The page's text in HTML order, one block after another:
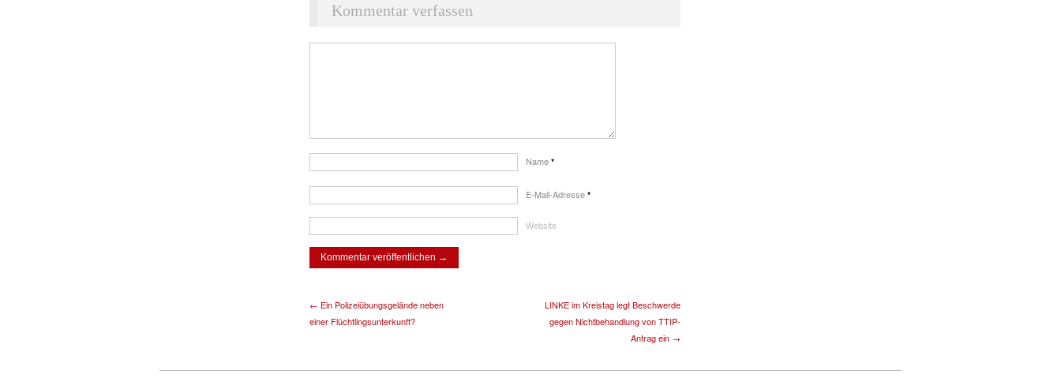
Kommentar verfassen
Name *
E-Mail-Adresse *
Website
← Ein Polizeiübungsgelände neben
einer Flüchtlingsunterkunft?
LINKE im Kreistag legt Beschwerde
gegen Nichtbehandlung von TTIP-
Antrag ein →